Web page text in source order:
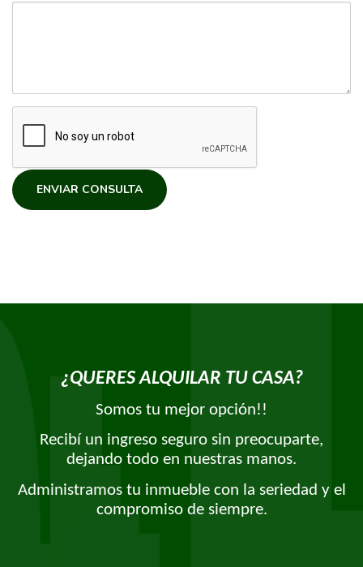
ENVIAR CONSULTA
¿QUERES ALQUILAR TU CASA?
Somos tu mejor opción!!
Recibí un ingreso seguro sin preocuparte,
dejando todo en nuestras manos.
Administramos tu inmueble con la seriedad y el
compromiso de siempre.